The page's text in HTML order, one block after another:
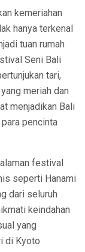
kemeriahan
hanya terkenal
tuan rumah
Seni Bali
tari,
meriah dan
menjadikan Bali
pencinta
festival
seperti Hanami
dari seluruh
keindahan
yang
di Kyoto